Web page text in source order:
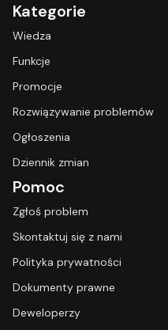
Kategorie
Wiedza
Funkcje
Promocje
Rozwiązywanie problemów
Ogłoszenia
Dziennik zmian
Pomoc
Zgłoś problem
Skontaktuj się z nami
Polityka prywatności
Dokumenty prawne
Deweloperzy